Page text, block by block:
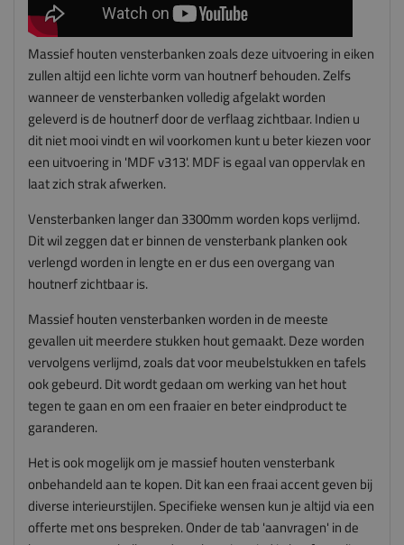
Massief houten vensterbanken zoals deze uitvoering in eiken
zullen altijd een lichte vorm van houtnerf behouden. Zelfs
wanneer de vensterbanken volledig afgelakt worden
geleverd is de houtnerf door de verflaag zichtbaar. Indien u
dit niet mooi vindt en wil voorkomen kunt u beter kiezen voor
een uitvoering in 'MDF v313'. MDF is egaal van oppervlak en
laat zich strak afwerken.
Vensterbanken langer dan 3300mm worden kops verlijmd.
Dit wil zeggen dat er binnen de vensterbank planken ook
verlengd worden in lengte en er dus een overgang van
houtnerf zichtbaar is.
Massief houten vensterbanken worden in de meeste
gevallen uit meerdere stukken hout gemaakt. Deze worden
vervolgens verlijmd, zoals dat voor meubelstukken en tafels
ook gebeurd. Dit wordt gedaan om werking van het hout
tegen te gaan en om een fraaier en beter eindproduct te
garanderen.
Het is ook mogelijk om je massief houten vensterbank
onbehandeld aan te kopen. Dit kan een fraai accent geven bij
diverse interieurstijlen. Specifieke wensen kun je altijd via een
offerte met ons bespreken. Onder de tab 'aanvragen' in de